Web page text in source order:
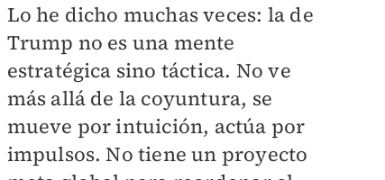
Lo he dicho muchas veces: la de
Trump no es una mente
estratégica sino táctica. No ve
más allá de la coyuntura, se
mueve por intuición, actúa por
impulsos. No tiene un proyecto